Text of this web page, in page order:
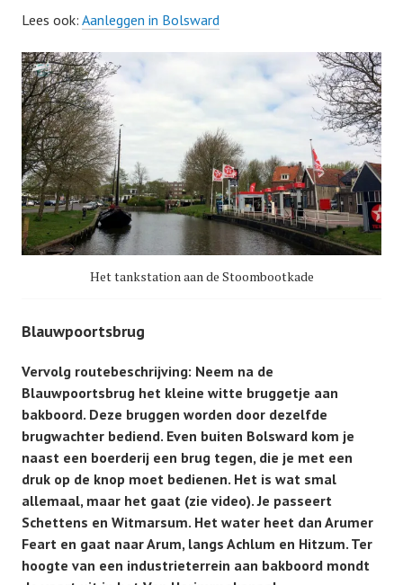
Lees ook: Aanleggen in Bolsward
Het tankstation aan de Stoombootkade
Blauwpoortsbrug
Vervolg routebeschrijving: Neem na de
Blauwpoortsbrug het kleine witte bruggetje aan
bakboord. Deze bruggen worden door dezelfde
brugwachter bediend. Even buiten Bolsward kom je
naast een boerderij een brug tegen, die je met een
druk op de knop moet bedienen. Het is wat smal
allemaal, maar het gaat (zie video).Je passeert
Schettens en Witmarsum. Het water heet dan Arumer
Feart en gaat naar Arum, langs Achlum en Hitzum. Ter
hoogte van een industrieterrein aan bakboord mondt